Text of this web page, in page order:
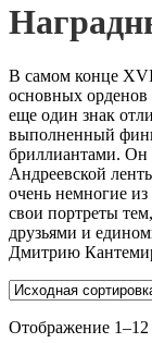
В самом конце
основных
еще один знак
выполненный
бриллиантами. Он
Андреевской
очень немногие
свои портреты
друзьями и
Дмитрию
Отображение 1–12